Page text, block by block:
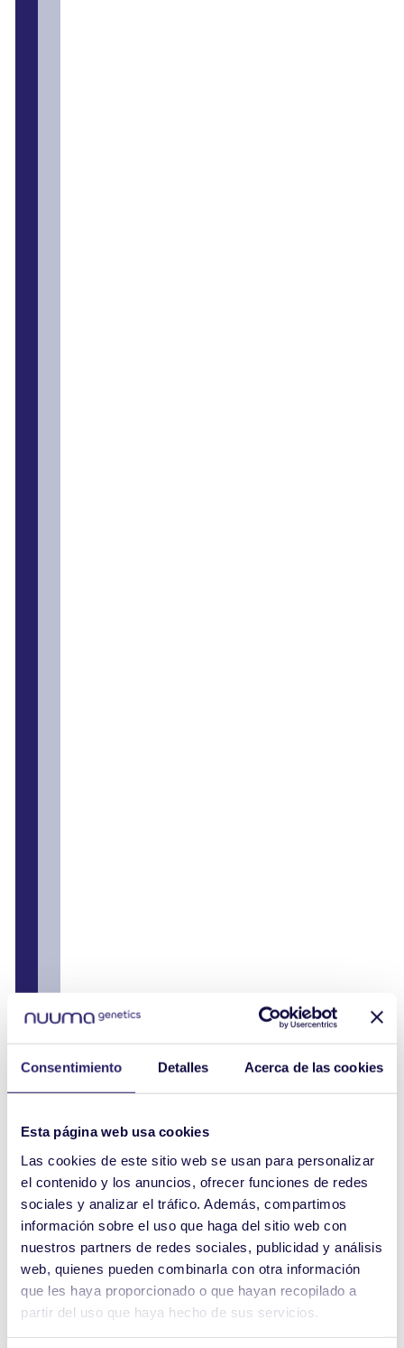
Consentimiento Detalles Acerca de las cookies
Esta página web usa cookies
Las cookies de este sitio web se usan para personalizar
el contenido y los anuncios, ofrecer funciones de redes
sociales y analizar el tráfico. Además, compartimos
información sobre el uso que haga del sitio web con
nuestros partners de redes sociales, publicidad y análisis
web, quienes pueden combinarla con otra información
que les haya proporcionado o que hayan recopilado a
partir del uso que haya hecho de sus servicios.